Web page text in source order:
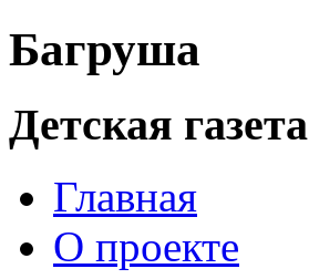
Багруша
Детская газета
Главная
О проекте